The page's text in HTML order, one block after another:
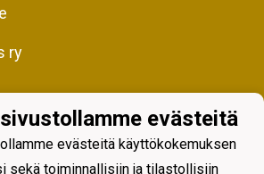
ry
2
evästeitä
evästeitä käyttökokemuksen
sekä toiminnallisiin ja tilastollisiin